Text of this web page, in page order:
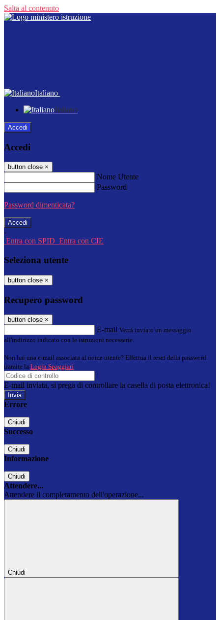
Salta al contenuto
Italiano
Italiano
Accedi
Accedi
button close ×
Nome Utente
Password
Password dimenticata?
-
Entra con SPID Entra con CIE
Seleziona utente
button close ×
Recupero password
button close ×
E-mail Verrà inviato un messaggio
all'indirizzo indicato con le istruzioni necessarie.
Non hai una e-mail associata al nome utente? Effettua il reset della password
tramite la Login Spaggiari
E-mail inviata, si prega di controllare la casella di posta elettronica!
Errore
Chiudi
Successo
Chiudi
Informazione
Chiudi
Attendere...
Attendere il completamento dell'operazione...
Chiudi